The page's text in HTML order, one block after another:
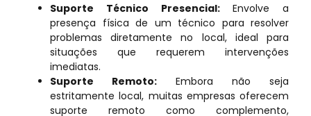
Suporte Técnico Presencial:Envolve a
presença física de um técnico para resolver
problemas diretamente no local, ideal para
situações que requerem intervenções
imediatas.
Suporte Remoto: Embora não seja
estritamente local, muitas empresas oferecem
suporte remoto como complemento,